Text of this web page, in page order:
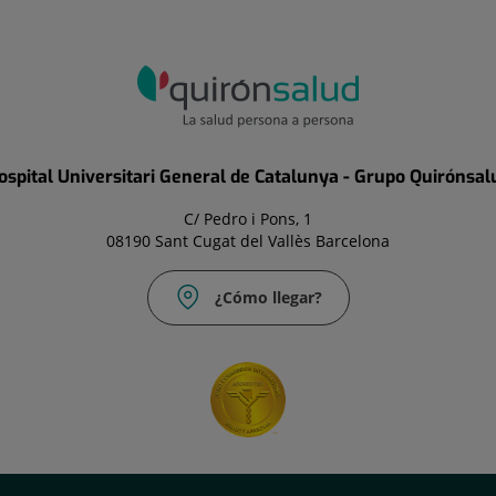
Universitari General de Catalunya - Grupo
C/ Pedro i Pons, 1
08190 Sant Cugat del Vallès Barcelona
¿Cómo llegar?